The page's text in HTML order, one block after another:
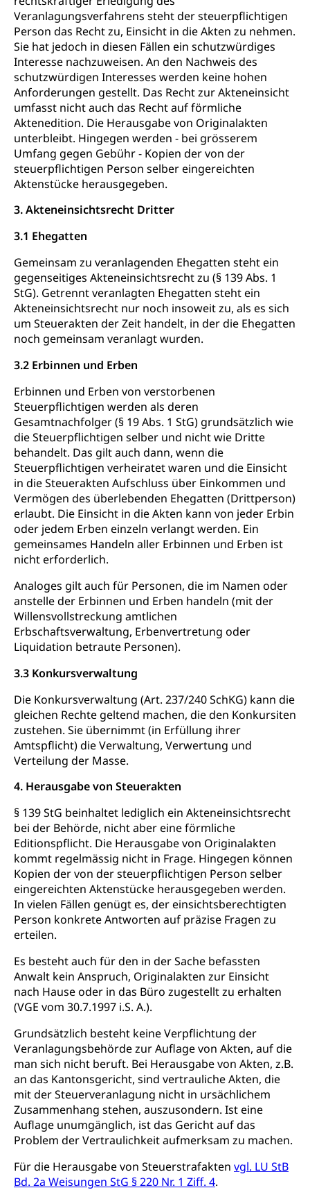
Veranlagungsverfahrens steht der steuerpflichtigen
Person das Recht zu, Einsicht in die Akten zu nehmen.
Sie hat jedoch in diesen Fällen ein schutzwürdiges
Interesse nachzuweisen. An den Nachweis des
schutzwürdigen Interesses werden keine hohen
Anforderungen gestellt. Das Recht zur Akteneinsicht
umfasst nicht auch das Recht auf förmliche
Aktenedition. Die Herausgabe von Originalakten
unterbleibt. Hingegen werden - bei grösserem
Umfang gegen Gebühr - Kopien der von der
steuerpflichtigen Person selber eingereichten
Aktenstücke herausgegeben.
3. Akteneinsichtsrecht Dritter
3.1 Ehegatten
Gemeinsam zu veranlagenden Ehegatten steht ein
gegenseitiges Akteneinsichtsrecht zu (§ 139 Abs. 1
StG). Getrennt veranlagten Ehegatten steht ein
Akteneinsichtsrecht nur noch insoweit zu, als es sich
um Steuerakten der Zeit handelt, in der die Ehegatten
noch gemeinsam veranlagt wurden.
3.2 Erbinnen und Erben
Erbinnen und Erben von verstorbenen
Steuerpflichtigen werden als deren
Gesamtnachfolger (§ 19 Abs. 1 StG) grundsätzlich wie
die Steuerpflichtigen selber und nicht wie Dritte
behandelt. Das gilt auch dann, wenn die
Steuerpflichtigen verheiratet waren und die Einsicht
in die Steuerakten Aufschluss über Einkommen und
Vermögen des überlebenden Ehegatten (Drittperson)
erlaubt. Die Einsicht in die Akten kann von jeder Erbin
oder jedem Erben einzeln verlangt werden. Ein
gemeinsames Handeln aller Erbinnen und Erben ist
nicht erforderlich.
Analoges gilt auch für Personen, die im Namen oder
anstelle der Erbinnen und Erben handeln (mit der
Willensvollstreckung amtlichen
Erbschaftsverwaltung, Erbenvertretung oder
Liquidation betraute Personen).
3.3 Konkursverwaltung
Die Konkursverwaltung (Art. 237/240 SchKG) kann die
gleichen Rechte geltend machen, die den Konkursiten
zustehen. Sie übernimmt (in Erfüllung ihrer
Amtspflicht) die Verwaltung, Verwertung und
Verteilung der Masse.
4. Herausgabe von Steuerakten
§ 139 StG beinhaltet lediglich ein Akteneinsichtsrecht
bei der Behörde, nicht aber eine förmliche
Editionspflicht. Die Herausgabe von Originalakten
kommt regelmässig nicht in Frage. Hingegen können
Kopien der von der steuerpflichtigen Person selber
eingereichten Aktenstücke herausgegeben werden.
In vielen Fällen genügt es, der einsichtsberechtigten
Person konkrete Antworten auf präzise Fragen zu
erteilen.
Es besteht auch für den in der Sache befassten
Anwalt kein Anspruch, Originalakten zur Einsicht
nach Hause oder in das Büro zugestellt zu erhalten
(VGE vom 30.7.1997 i.S. A.).
Grundsätzlich besteht keine Verpflichtung der
Veranlagungsbehörde zur Auflage von Akten, auf die
man sich nicht beruft. Bei Herausgabe von Akten, z.B.
an das Kantonsgericht, sind vertrauliche Akten, die
mit der Steuerveranlagung nicht in ursächlichem
Zusammenhang stehen, auszusondern. Ist eine
Auflage unumgänglich, ist das Gericht auf das
Problem der Vertraulichkeit aufmerksam zu machen.
Für die Herausgabe von Steuerstrafakten vgl. LU StB
Bd. 2a Weisungen StG § 220 Nr. 1 Ziff. 4.
zentras (Betrieb und Unterhalt LU, OW, NW,
ZG)
Strassenverkehrsamt
Verkehr und Infrastruktur vif
Kantonsstrassen
Persönliches
Zivilstand
Geburt, Heirat, Ehe, Partnerschaft, Tod,
Zivilstandsamt, Zivilstandsregiste
Zivilstandswesen
Adoption
Adoptivkind, Adoptiveltern, Adoptionsvermittlung,
Adoptionsverfahren, elterliche Gewalt, elterliche
Sorge
Aufenthaltsbewilligungen
Niederlassungsbewilligung, Aufenthalt,
Niederlassung, Wohnsitz
Amt für Migration
Ausweise und Bescheinigungen
Reisepass, Identitätskarte, Visum, Geburtsurkunde
Waffen, Sprengstoffe und Pyrotechnik
Reisepass, Identitätskarte
Strassenverkehrsamt (Führerausweis,
Fahrzeugausweis)
Namensänderungen
Staatsbürgerschaft, Bürgerrecht, Erwerb des
Bürgerrechts, Verlust des Bürgerrechts,
Einbürgerungsverfahren
Einbürgerungen
Geburt
Geburtsurkunde, Geburtsschein, Geburtsanzeige
Familienzulagen (WAS Luzern)
Schwangerschaft / Geburt (gruezi.lu.ch)
Kinder und Jugendliche
Mündigkeit, Kindesschutz, Jugendschutz
Kinder- und Jugendförderung
Psychische Gesundheit
IV für Kinder und Jugendliche (WAS Luzern)
Pflege / Pflegeheim
Hauspflege, spitalexterne Pflege, Spitex
Betreuende Angehörige
Pflegeheimliste und freie Pflegeplätze
Betreuung von Angehörigen (WAS Luzern)
Religion
Kirche, Gottesdienst, Seelsorge,
Religionsgemeinschaft
Religionsvielfalt Im Kanton Luzern (unilu)
Religion (gruezi.lu.ch)
Sport
Freizeitaktivitäten, Schulsport, Spitzensport,
Breitensport, Jugend und Sport, Sportanlagen
Olympiateam Kanton Luzern
Offene Sporthallen
Gesundheitsförderung
Jugend+Sport
Freiwilliger Schulsport
Sportförderung
Tiere
Haustiere, Heimtiere, Wildtiere, Veterinärmedizin,
Tiermedizin, Tierarzt, Tierschutz, Jagd, Fischerei,
Viehzucht
Tierschutz
Hobbytierhaltung und Bienen
Veterinärdienst
Wildtiere
Halten von Wildtieren
Hunde
Todesfall
Bestattung, Beerdigung, Testament, Erbrecht,
Erbschaft, Todesschein, Todesanzeige,
Zivilstandsamt, Erben, Erbenliste
Ärztliche Todesbescheinigung
Sicherheit
Armee
Militär, Militärdienst, Militärdienstpflicht,
Wehrpflicht, Berufssoldat, Militärdienstverweigerer,
Dienstverweigerer, Militärdienstverweigerung,
Wehrpflichtersatz, Wehrpflichtersatzabgabe
Militär
Schweizer Armee
Erwerbsausfallentschädigung (WAS Luzern)
Bevölkerungsschutz
Katastrophenschutz, Katastrophenhilfe, Polizei,
Feuerwehr, Gesundheitswesen, technische Betriebe,
Alarmierung, Sirenentest
Kantonaler Führungsstab
Polizei
Ordnungskräfte, Sicherheit, öffentliche Ordnung
Polizei
Versorgung